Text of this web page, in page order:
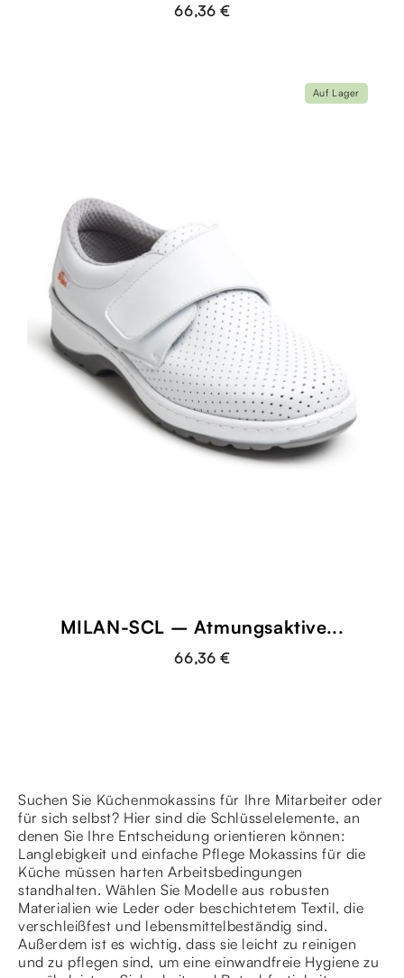
66,36 €
MILAN-SCL – Atmungsaktive...
66,36 €
Auf Lager
Suchen Sie Küchenmokassins für Ihre Mitarbeiter oder
für sich selbst? Hier sind die Schlüsselelemente, an
denen Sie Ihre Entscheidung orientieren können:
Langlebigkeit und einfache Pflege Mokassins für die
Küche müssen harten Arbeitsbedingungen
standhalten. Wählen Sie Modelle aus robusten
Materialien wie Leder oder beschichtetem Textil, die
verschleißfest und lebensmittelbeständig sind.
Außerdem ist es wichtig, dass sie leicht zu reinigen
und zu pflegen sind, um eine einwandfreie Hygiene zu